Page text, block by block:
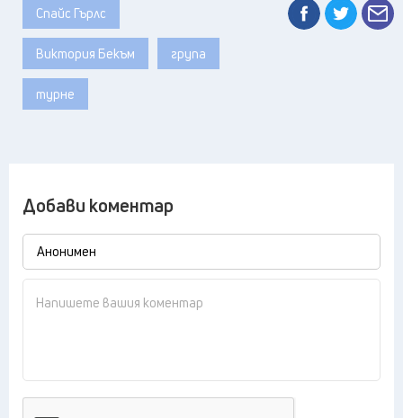
Спайс Гърлс
Виктория Бекъм група
турне
Добави коментар